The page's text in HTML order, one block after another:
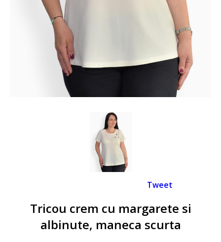
Tricou crem cu margarete si
albinute, maneca scurta
Tweet